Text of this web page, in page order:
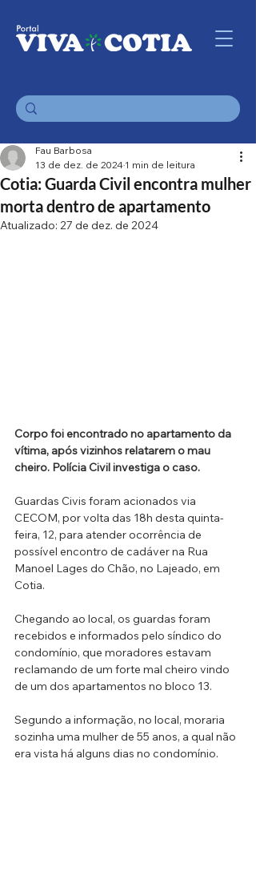
Cotia: Guarda Civil encontra mulher
morta dentro de apartamento
Fau Barbosa
13 de dez. de 2024 1 min de leitura
Atualizado: 27 de dez. de 2024
Corpo foi encontrado no apartamento da
vítima, após vizinhos relatarem o mau
cheiro. Polícia Civil investiga o caso.
Guardas Civis foram acionados via
CECOM, por volta das 18h desta quinta-
feira, 12, para atender ocorrência de
possível encontro de cadáver na Rua
Manoel Lages do Chão, no Lajeado, em
Cotia.
Chegando ao local, os guardas foram
recebidos e informados pelo síndico do
condomínio, que moradores estavam
reclamando de um forte mal cheiro vindo
de um dos apartamentos no bloco 13.
Segundo a informação, no local, moraria
sozinha uma mulher de 55 anos, a qual não
era vista há alguns dias no condomínio.